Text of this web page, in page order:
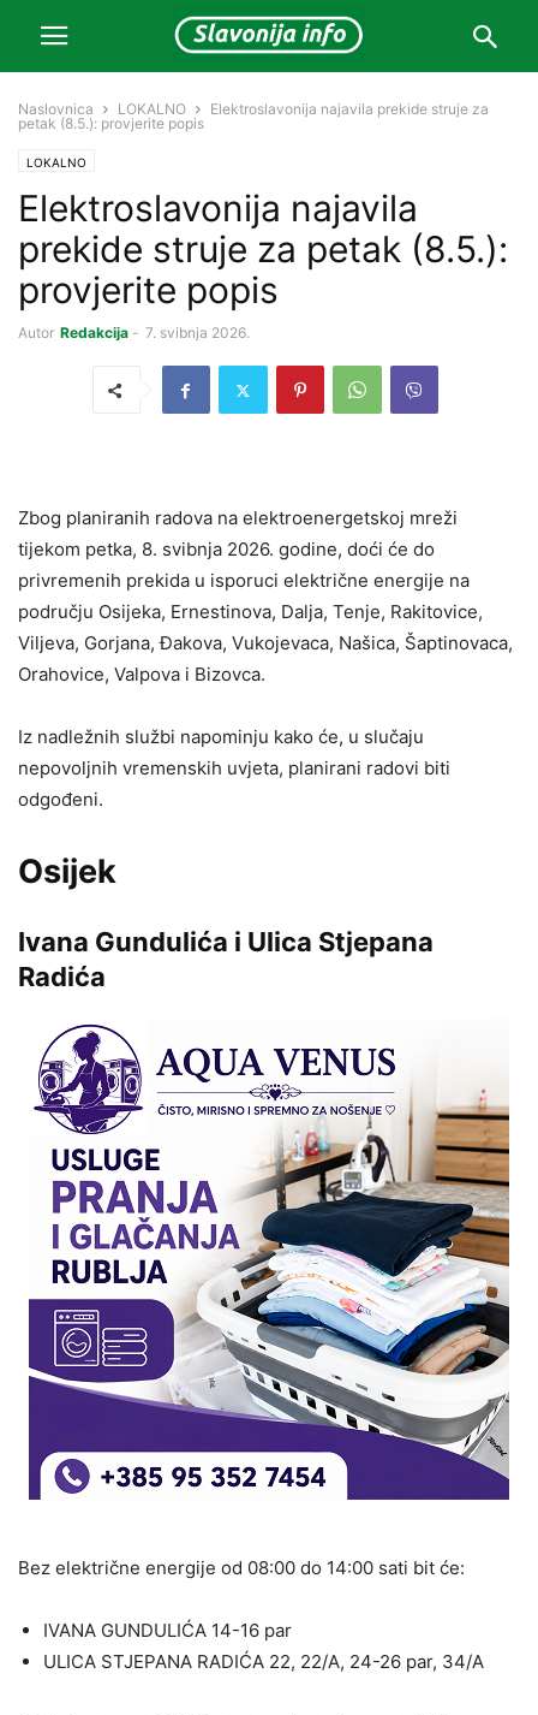
Naslovnica LOKALNO
Elektroslavonija najavila prekide struje za
petak (8.5.): provjerite popis
LOKALNO
Elektroslavonija najavila
prekide struje za petak (8.5.):
provjerite popis
Autor Redakcija - 7. svibnja 2026.
Zbog planiranih radova na elektroenergetskoj mreži
tijekom petka, 8. svibnja 2026. godine, doći će do
privremenih prekida u isporuci električne energije na
području Osijeka, Ernestinova, Dalja, Tenje, Rakitovice,
Viljeva, Gorjana, Đakova, Vukojevaca, Našica, Šaptinovaca,
Orahovice, Valpova i Bizovca.
Iz nadležnih službi napominju kako će, u slučaju
nepovoljnih vremenskih uvjeta, planirani radovi biti
odgođeni.
Osijek
Ivana Gundulića i Ulica Stjepana
Radića
Bez električne energije od 08:00 do 14:00 sati bit će:
IVANA GUNDULIĆA 14-16 par
ULICA STJEPANA RADIĆA 22, 22/A, 24-26 par, 34/A